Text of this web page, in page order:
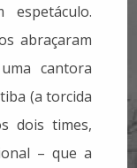
espetáculo.
abraçaram
cantora
(a torcida
dois times,
– que a